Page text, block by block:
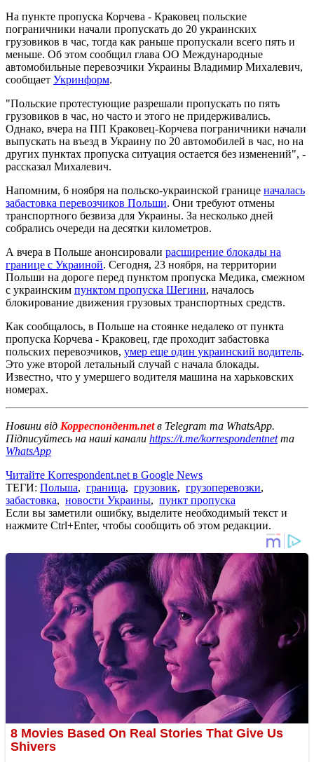
На пункте пропуска Корчева - Краковец польские
пограничники начали пропускать до 20 украинских
грузовиков в час, тогда как раньше пропускали всего пять и
меньше. Об этом сообщил глава ОО Международные
автомобильные перевозчики Украины Владимир Михалевич,
сообщает Укринформ.
"Польские протестующие разрешали пропускать по пять
грузовиков в час, но часто и этого не придерживались.
Однако, вчера на ПП Краковец-Корчева пограничники начали
выпускать на въезд в Украину по 20 автомобилей в час, но на
других пунктах пропуска ситуация остается без изменений", -
рассказал Михалевич.
Напомним, 6 ноября на польско-украинской границе началась
забастовка перевозчиков Польши. Они требуют отмены
транспортного безвиза для Украины. За несколько дней
собрались очереди на десятки километров.
А вчера в Польше анонсировали расширение блокады на
границе с Украиной. Сегодня, 23 ноября, на территории
Польши на дороге перед пунктом пропуска Медика, смежном
с украинским пунктом пропуска Шегини, началось
блокирование движения грузовых транспортных средств.
Как сообщалось, в Польше на стоянке недалеко от пункта
пропуска Корчева - Краковец, где проходит забастовка
польских перевозчиков, умер еще один украинский водитель.
Это уже второй летальный случай с начала блокады.
Известно, что у умершего водителя машина на харьковских
номерах.
Новини від Корреспондент.netв Telegram та WhatsApp.
Підписуйтесь на наші канали https://t.me/korrespondentnetта
WhatsApp
Читайте Korrespondent.net в Google News
ТЕГИ: Польша, граница, грузовик, грузоперевозки,
забастовка, новости Украины, пункт пропуска
Если вы заметили ошибку, выделите необходимый текст и
нажмите Ctrl+Enter, чтобы сообщить об этом редакции.